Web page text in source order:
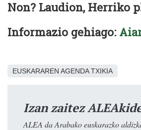
Non? Laudion, Herriko
Informazio gehiago:
EUSKARAREN AGENDA TXIKIA
Izan zaitez
ALEA da Arabako euskarazko